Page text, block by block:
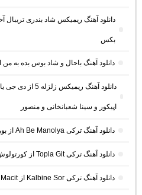
دانلود آهنگ ریمیکس شاد بندری تریبال
بکس
دانلود آهنگ باحال و شاد بوس بده به من
دانلود آهنگ
اپیکور و سینا شعبانخانی و منصور
دانلود آهنگ ترکی Ah Be Manolya از بوراک بولوت
دانلود آهنگ ترکی Topla Git از کورتولوش کوش
دانلود آهنگ ترکی Kalbine Sor از Bahadır Macit و Tunahan Sakar